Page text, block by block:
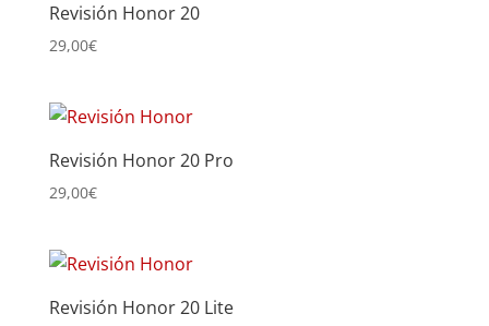
Revisión Honor 20
29,00€
Revisión Honor 20 Pro
29,00€
Revisión Honor 20 Lite